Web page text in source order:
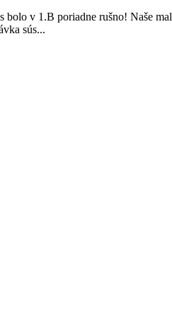
bolo v 1.B poriadne rušno! Naše
sús...